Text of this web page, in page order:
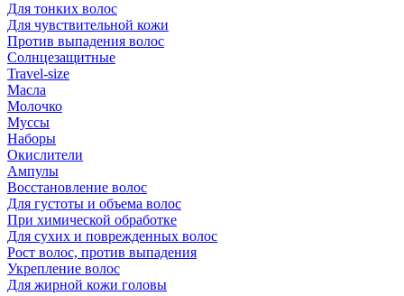
Для тонких волос
Для чувствительной кожи
Против выпадения волос
Солнцезащитные
Travel-size
Масла
Молочко
Муссы
Наборы
Окислители
Ампулы
Восстановление волос
Для густоты и объема волос
При химической обработке
Для сухих и поврежденных волос
Рост волос, против выпадения
Укрепление волос
Для жирной кожи головы